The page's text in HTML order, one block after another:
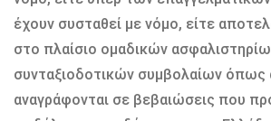
έχουν συσταθεί με νόμο, είτε
στο πλαίσιο ομαδικών
συνταξιοδοτικών συμβολαίων όπως
αναγράφονται σε βεβαιώσεις που